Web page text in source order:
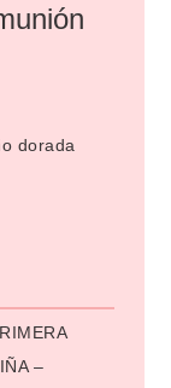
dorada
–